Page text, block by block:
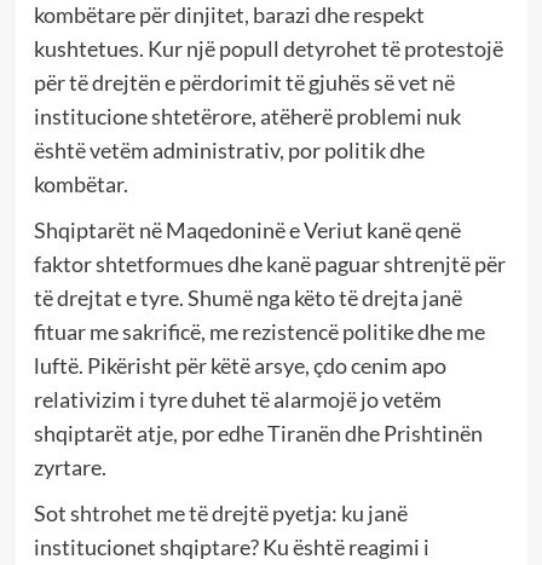
kombëtare për dinjitet, barazi dhe respekt
kushtetues. Kur një popull detyrohet të protestojë
për të drejtën e përdorimit të gjuhës së vet në
institucione shtetërore, atëherë problemi nuk
është vetëm administrativ, por politik dhe
kombëtar.
Shqiptarët në Maqedoninë e Veriut kanë qenë
faktor shtetformues dhe kanë paguar shtrenjtë për
të drejtat e tyre. Shumë nga këto të drejta janë
fituar me sakrificë, me rezistencë politike dhe me
luftë. Pikërisht për këtë arsye, çdo cenim apo
relativizim i tyre duhet të alarmojë jo vetëm
shqiptarët atje, por edhe Tiranën dhe Prishtinën
zyrtare.
Sot shtrohet me të drejtë pyetja: ku janë
institucionet shqiptare? Ku është reagimi i